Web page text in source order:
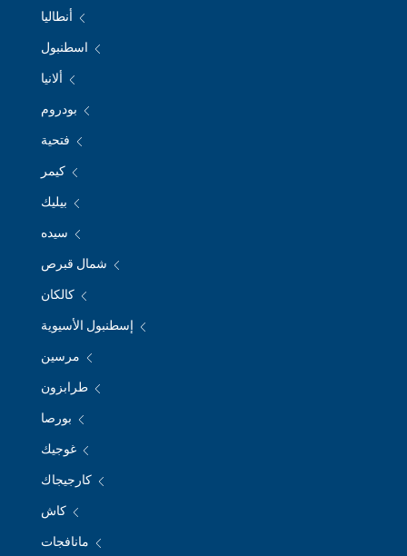
أنطاليا
اسطنبول
ألانيا
بودروم
فتحية
كيمر
بيليك
سيده
شمال قبرص
كالكان
إسطنبول الأسيوية
مرسين
طرابزون
بورصا
غوجيك
كارجيجاك
كاش
مانافجات